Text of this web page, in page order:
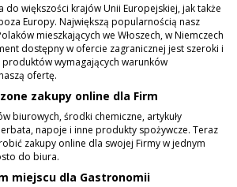
do większości krajów Unii Europejskiej, jak także
Europy. Największą popularnością nasz
mieszkających we Włoszech, w Niemczech
dostępny w ofercie zagranicznej jest szeroki i
produktów wymagających warunków
ofertę.
zakupy online dla Firm
biurowych, środki chemiczne, artykuły
napoje i inne produkty spożywcze. Teraz
zakupy online dla swojej Firmy w jednym
do biura.
miejscu dla Gastronomii